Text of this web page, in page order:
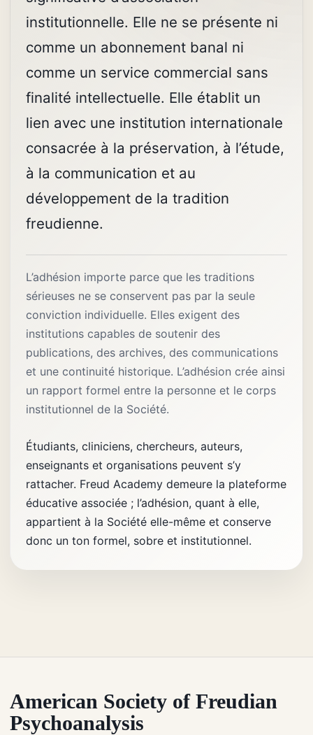
institutionnelle. Elle ne se présente ni
comme un abonnement banal ni
comme un service commercial sans
finalité intellectuelle. Elle établit un
lien avec une institution internationale
consacrée à la préservation, à l’étude,
à la communication et au
développement de la tradition
freudienne.
L’adhésion importe parce que les traditions
sérieuses ne se conservent pas par la seule
conviction individuelle. Elles exigent des
institutions capables de soutenir des
publications, des archives, des communications
et une continuité historique. L’adhésion crée ainsi
un rapport formel entre la personne et le corps
institutionnel de la Société.
Étudiants, cliniciens, chercheurs, auteurs,
enseignants et organisations peuvent s’y
rattacher. Freud Academy demeure la plateforme
éducative associée ; l’adhésion, quant à elle,
appartient à la Société elle-même et conserve
donc un ton formel, sobre et institutionnel.
American Society of Freudian
Psychoanalysis